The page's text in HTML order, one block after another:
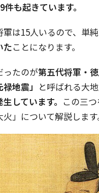
も起きています。
は15人いるので、単
たことになります。
ったのが第五代将軍・
禄地震」 と呼ばれる大地
しています。 この三
」について解説します